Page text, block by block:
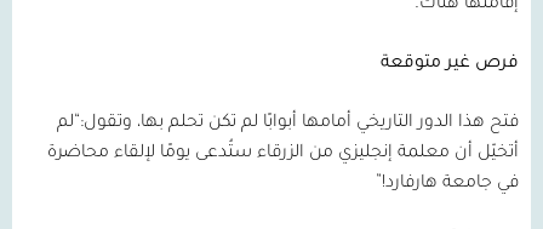
إقامتها هناك.
فرص غير متوقعة
فتح هذا الدور التاريخي أمامها أبوابًا لم تكن تحلم بها، وتقول:“لم
أتخيّل أن معلمة إنجليزي من الزرقاء ستُدعى يومًا لإلقاء محاضرة
في جامعة هارفارد!”